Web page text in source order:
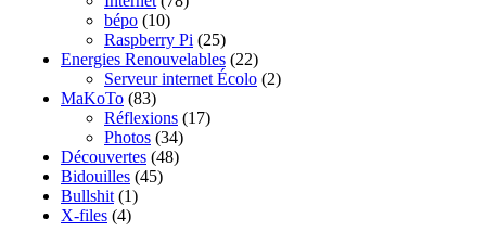
bépo (10)
Raspberry Pi (25)
Energies Renouvelables (22)
Serveur internet Écolo (2)
MaKoTo (83)
Réflexions (17)
Photos (34)
Découvertes (48)
Bidouilles (45)
Bullshit (1)
X-files (4)